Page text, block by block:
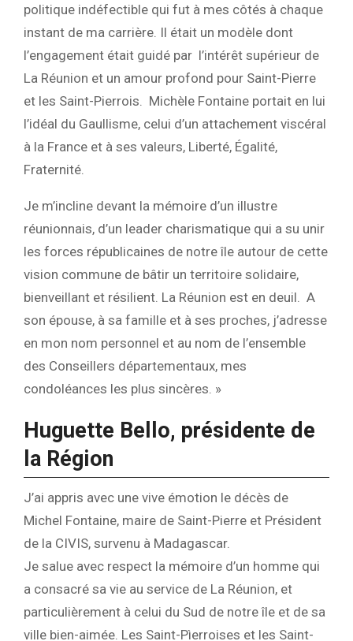
politique indéfectible qui fut à mes côtés à chaque
instant de ma carrière. Il était un modèle dont
l’engagement était guidé par l’intérêt supérieur de
La Réunion et un amour profond pour Saint-Pierre
et les Saint-Pierrois. Michèle Fontaine portait en lui
l’idéal du Gaullisme, celui d’un attachement viscéral
à la France et à ses valeurs, Liberté, Égalité,
Fraternité.
Je m’incline devant la mémoire d’un illustre
réunionnais, d’un leader charismatique qui a su unir
les forces républicaines de notre île autour de cette
vision commune de bâtir un territoire solidaire,
bienveillant et résilient. La Réunion est en deuil. A
son épouse, à sa famille et à ses proches, j’adresse
en mon nom personnel et au nom de l’ensemble
des Conseillers départementaux, mes
condoléances les plus sincères. »
Huguette Bello, présidente de
la Région
J’ai appris avec une vive émotion le décès de
Michel Fontaine, maire de Saint-Pierre et Président
de la CIVIS, survenu à Madagascar.
Je salue avec respect la mémoire d’un homme qui
a consacré sa vie au service de La Réunion, et
particulièrement à celui du Sud de notre île et de sa
ville bien-aimée. Les Saint-Pìerroises et les Saint-